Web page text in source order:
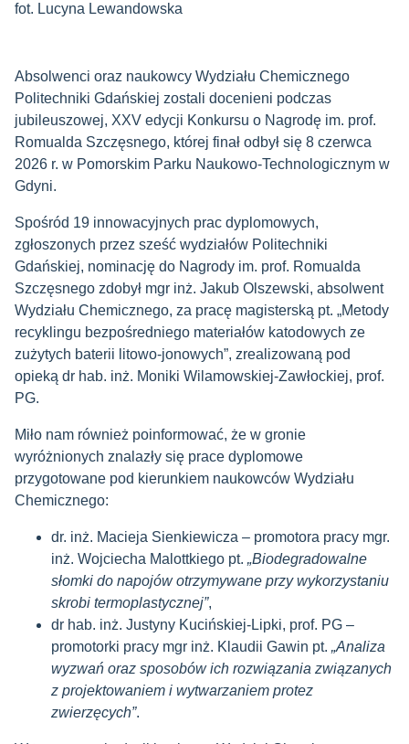
fot. Lucyna Lewandowska
Absolwenci oraz naukowcy Wydziału Chemicznego
Politechniki Gdańskiej zostali docenieni podczas
jubileuszowej, XXV edycji Konkursu o Nagrodę im. prof.
Romualda Szczęsnego, której finał odbył się 8 czerwca
2026 r. w Pomorskim Parku Naukowo-Technologicznym w
Gdyni.
Spośród 19 innowacyjnych prac dyplomowych,
zgłoszonych przez sześć wydziałów Politechniki
Gdańskiej, nominację do Nagrody im. prof. Romualda
Szczęsnego zdobył mgr inż. Jakub Olszewski, absolwent
Wydziału Chemicznego, za pracę magisterską pt. „Metody
recyklingu bezpośredniego materiałów katodowych ze
zużytych baterii litowo-jonowych”, zrealizowaną pod
opieką dr hab. inż. Moniki Wilamowskiej-Zawłockiej, prof.
PG.
Miło nam również poinformować, że w gronie
wyróżnionych znalazły się prace dyplomowe
przygotowane pod kierunkiem naukowców Wydziału
Chemicznego:
dr. inż. Macieja Sienkiewicza – promotora pracy mgr.
inż. Wojciecha Malottkiego pt. „Biodegradowalne
słomki do napojów otrzymywane przy wykorzystaniu
skrobi termoplastycznej”,
dr hab. inż. Justyny Kucińskiej-Lipki, prof. PG –
promotorki pracy mgr inż. Klaudii Gawin pt. „Analiza
wyzwań oraz sposobów ich rozwiązania związanych
z projektowaniem i wytwarzaniem protez
zwierzęcych”.